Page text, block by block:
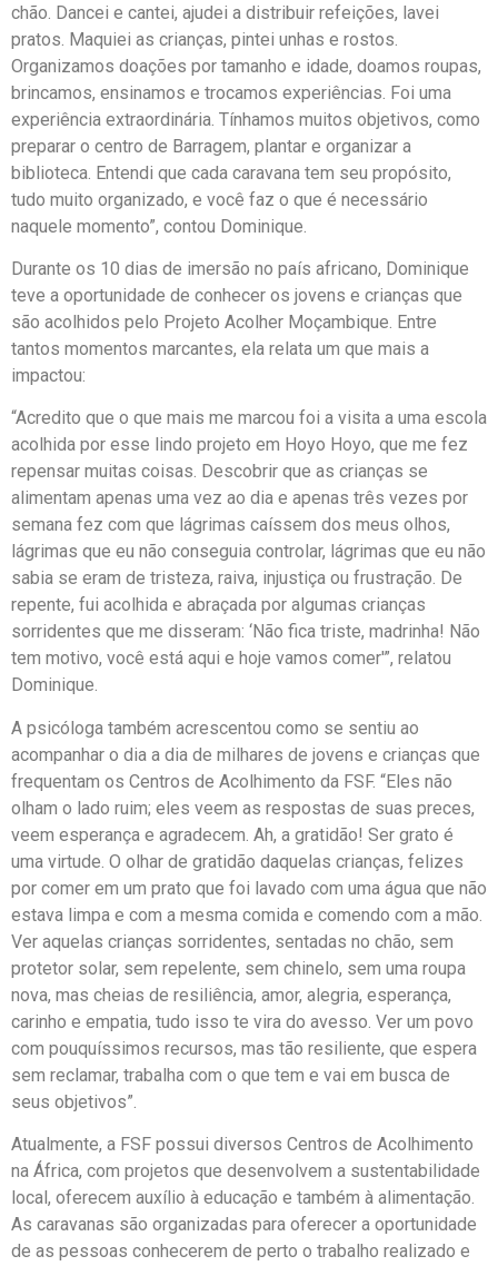
chão. Dancei e cantei, ajudei a distribuir refeições, lavei
pratos. Maquiei as crianças, pintei unhas e rostos.
Organizamos doações por tamanho e idade, doamos roupas,
brincamos, ensinamos e trocamos experiências. Foi uma
experiência extraordinária. Tínhamos muitos objetivos, como
preparar o centro de Barragem, plantar e organizar a
biblioteca. Entendi que cada caravana tem seu propósito,
tudo muito organizado, e você faz o que é necessário
naquele momento”, contou Dominique.
Durante os 10 dias de imersão no país africano, Dominique
teve a oportunidade de conhecer os jovens e crianças que
são acolhidos pelo Projeto Acolher Moçambique. Entre
tantos momentos marcantes, ela relata um que mais a
impactou:
“Acredito que o que mais me marcou foi a visita a uma escola
acolhida por esse lindo projeto em Hoyo Hoyo, que me fez
repensar muitas coisas. Descobrir que as crianças se
alimentam apenas uma vez ao dia e apenas três vezes por
semana fez com que lágrimas caíssem dos meus olhos,
lágrimas que eu não conseguia controlar, lágrimas que eu não
sabia se eram de tristeza, raiva, injustiça ou frustração. De
repente, fui acolhida e abraçada por algumas crianças
sorridentes que me disseram: ‘Não fica triste, madrinha! Não
tem motivo, você está aqui e hoje vamos comer'”, relatou
Dominique.
A psicóloga também acrescentou como se sentiu ao
acompanhar o dia a dia de milhares de jovens e crianças que
frequentam os Centros de Acolhimento da FSF. “Eles não
olham o lado ruim; eles veem as respostas de suas preces,
veem esperança e agradecem. Ah, a gratidão! Ser grato é
uma virtude. O olhar de gratidão daquelas crianças, felizes
por comer em um prato que foi lavado com uma água que não
estava limpa e com a mesma comida e comendo com a mão.
Ver aquelas crianças sorridentes, sentadas no chão, sem
protetor solar, sem repelente, sem chinelo, sem uma roupa
nova, mas cheias de resiliência, amor, alegria, esperança,
carinho e empatia, tudo isso te vira do avesso. Ver um povo
com pouquíssimos recursos, mas tão resiliente, que espera
sem reclamar, trabalha com o que tem e vai em busca de
seus objetivos”.
Atualmente, a FSF possui diversos Centros de Acolhimento
na África, com projetos que desenvolvem a sustentabilidade
local, oferecem auxílio à educação e também à alimentação.
As caravanas são organizadas para oferecer a oportunidade
de as pessoas conhecerem de perto o trabalho realizado e